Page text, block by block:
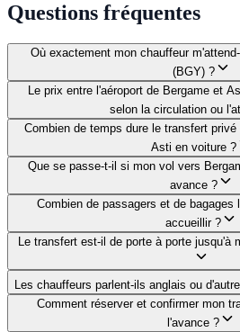
Questions fréquentes
Où exactement mon chauffeur
(BGY) ?
Le prix entre l'aéroport de Bergame et
selon la circulation ou
Combien de temps dure le transfert
Asti en voiture ?
Que se passe-t-il si mon vol vers
avance ?
Combien de passagers et de bagages
accueillir ?
Le transfert est-il de porte à porte jusqu'à
Les chauffeurs parlent-ils anglais ou
Comment réserver et confirmer mon
l'avance ?